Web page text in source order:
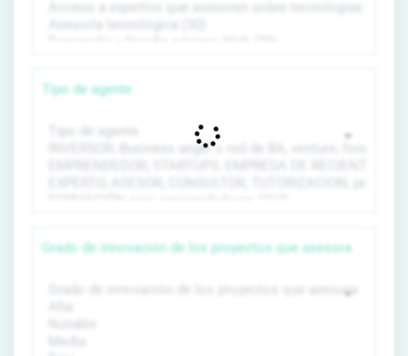
Tipo de agente
Grado de innovación de los proyectos que asesora